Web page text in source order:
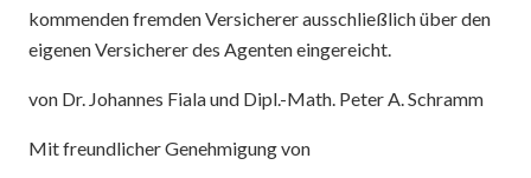
kommenden fremden Versicherer ausschließlich über den
eigenen Versicherer des Agenten eingereicht.
von Dr. Johannes Fiala und Dipl.-Math. Peter A. Schramm
Mit freundlicher Genehmigung von